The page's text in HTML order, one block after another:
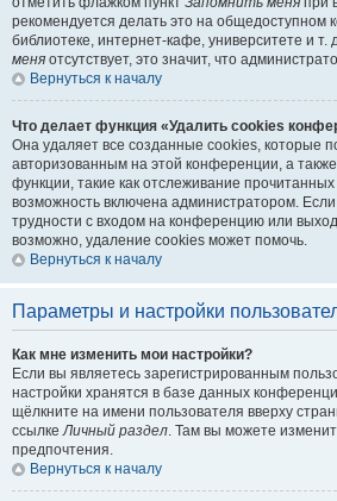
рекомендуется делать это на общедоступном
библиотеке, интернет-кафе, университете и т.
меня отсутствует, это значит, что
Вернуться к началу
Что делает функция «Удалить cookies
Она удаляет все созданные cookies, которые
авторизованным на этой конференции, а
функции, такие как отслеживание
возможность включена администратором.
трудности с входом на конференцию или
возможно, удаление cookies может помочь.
Вернуться к началу
Параметры и настройки
Как мне изменить мои настройки?
Если вы являетесь зарегистрированным
настройки хранятся в базе данных
щёлкните на имени пользователя вверху
ссылкеЛичный раздел. Там вы можете
предпочтения.
Вернуться к началу